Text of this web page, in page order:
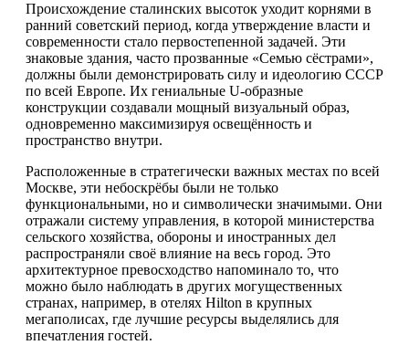
Происхождение сталинских высоток уходит корнями в
ранний советский период, когда утверждение власти и
современности стало первостепенной задачей. Эти
знаковые здания, часто прозванные «Семью сёстрами»,
должны были демонстрировать силу и идеологию СССР
по всей Европе. Их гениальные U-образные
конструкции создавали мощный визуальный образ,
одновременно максимизируя освещённость и
пространство внутри.
Расположенные в стратегически важных местах по всей
Москве, эти небоскрёбы были не только
функциональными, но и символически значимыми. Они
отражали систему управления, в которой министерства
сельского хозяйства, обороны и иностранных дел
распространяли своё влияние на весь город. Это
архитектурное превосходство напоминало то, что
можно было наблюдать в других могущественных
странах, например, в отелях Hilton в крупных
мегаполисах, где лучшие ресурсы выделялись для
впечатления гостей.